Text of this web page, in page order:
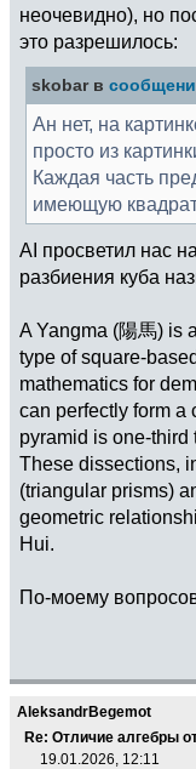
неочевидно), но
это разрешилось:
skobar в
Ан нет, на
просто из
Каждая часть
имеющую
AI просветил нас
разбиения куба
A Yangma (陽馬) is
type of square-
mathematics for
can perfectly form a
pyramid is one-third
These dissections,
(triangular prisms)
geometric
Hui.
По-моему
AleksandrBegemot
Re: Отличие алгебры
19.01.2026, 12:11